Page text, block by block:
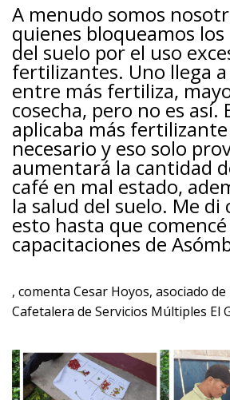
A menudo somos
quienes bloqueamos
del suelo por el uso
fertilizantes. Uno llega
entre más fertiliza,
cosecha, pero no es así.
aplicaba más
necesario y eso solo
aumentará la cantidad
café en mal estado,
la salud del suelo. Me di
esto hasta que
capacitaciones de
, comenta Cesar Hoyos, asociado
Cafetalera de Servicios Múltiples El